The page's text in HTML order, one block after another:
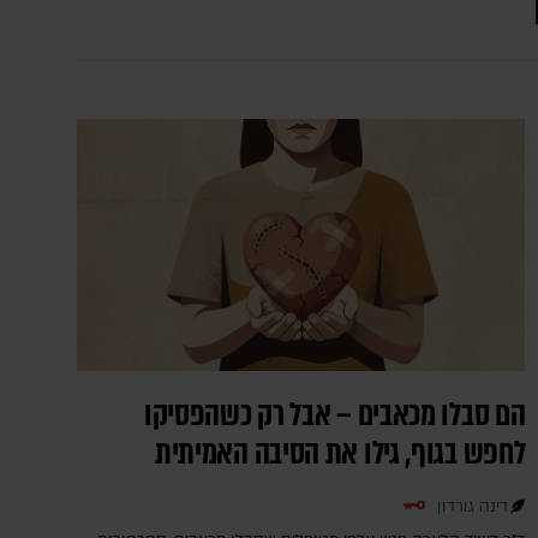
הם סבלו מכאבים – אבל רק כשהפסיקו
לחפש בגוף, גילו את הסיבה האמיתית
דינה גורדון